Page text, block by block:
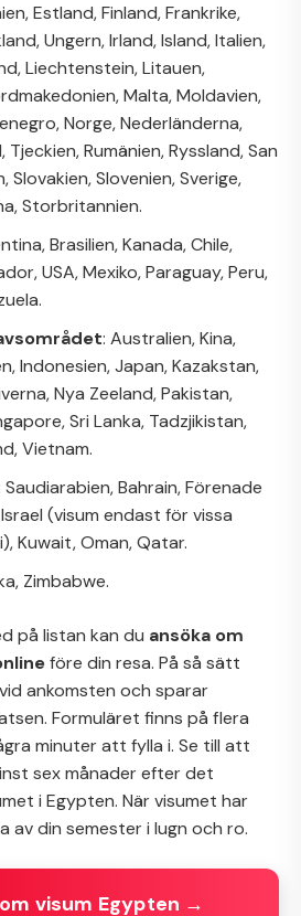
Estland, Finland, Frankrike,
Ungern, Irland, Island, Italien,
Liechtenstein, Litauen,
Malta, Moldavien,
Norge, Nederländerna,
Tjeckien, Rumänien, Ryssland, San
Slovakien, Slovenien, Sverige,
Storbritannien.
Brasilien, Kanada, Chile,
USA, Mexiko, Paraguay, Peru,
: Australien, Kina,
Indonesien, Japan, Kazakstan,
Nya Zeeland, Pakistan,
Sri Lanka, Tadzjikistan,
Vietnam.
Saudiarabien, Bahrain, Förenade
(visum endast för vissa
Kuwait, Oman, Qatar.
Zimbabwe.
på listan kan du ansöka om
före din resa. På så sätt
ankomsten och sparar
Formuläret finns på flera
minuter att fylla i. Se till att
sex månader efter det
i Egypten. När visumet har
av din semester i lugn och ro.
visum Egypten →